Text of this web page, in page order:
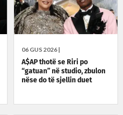
06 GUS 2026 |
A$AP thotë se Riri po
“gatuan” në studio, zbulon
nëse do të sjellin duet